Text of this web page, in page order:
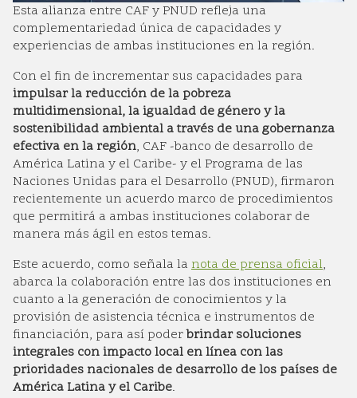
Esta alianza entre CAF y PNUD refleja una
complementariedad única de capacidades y
experiencias de ambas instituciones en la región.
Con el fin de incrementar sus capacidades para
impulsar la reducción de la pobreza
multidimensional, la igualdad de género y la
sostenibilidad ambiental a través de una gobernanza
efectiva en la región, CAF -banco de desarrollo de
América Latina y el Caribe- y el Programa de las
Naciones Unidas para el Desarrollo (PNUD), firmaron
recientemente un acuerdo marco de procedimientos
que permitirá a ambas instituciones colaborar de
manera más ágil en estos temas.
Este acuerdo, como señala la nota de prensa oficial,
abarca la colaboración entre las dos instituciones en
cuanto a la generación de conocimientos y la
provisión de asistencia técnica e instrumentos de
financiación, para así poderbrindar soluciones
integrales con impacto local en línea con las
prioridades nacionales de desarrollo de los países de
América Latina y el Caribe.